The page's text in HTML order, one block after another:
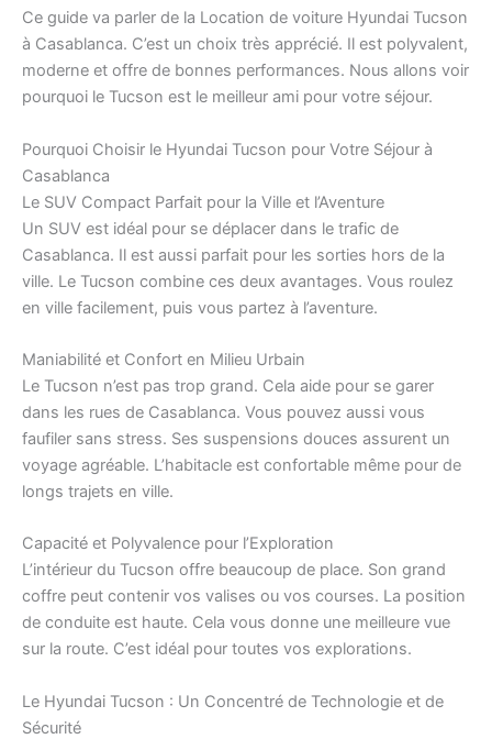
Ce guide va parler de la Location de voiture Hyundai Tucson
à Casablanca. C’est un choix très apprécié. Il est polyvalent,
moderne et offre de bonnes performances. Nous allons voir
pourquoi le Tucson est le meilleur ami pour votre séjour.
Pourquoi Choisir le Hyundai Tucson pour Votre Séjour à
Casablanca
Le SUV Compact Parfait pour la Ville et l’Aventure
Un SUV est idéal pour se déplacer dans le trafic de
Casablanca. Il est aussi parfait pour les sorties hors de la
ville. Le Tucson combine ces deux avantages. Vous roulez
en ville facilement, puis vous partez à l’aventure.
Maniabilité et Confort en Milieu Urbain
Le Tucson n’est pas trop grand. Cela aide pour se garer
dans les rues de Casablanca. Vous pouvez aussi vous
faufiler sans stress. Ses suspensions douces assurent un
voyage agréable. L’habitacle est confortable même pour de
longs trajets en ville.
Capacité et Polyvalence pour l’Exploration
L’intérieur du Tucson offre beaucoup de place. Son grand
coffre peut contenir vos valises ou vos courses. La position
de conduite est haute. Cela vous donne une meilleure vue
sur la route. C’est idéal pour toutes vos explorations.
Le Hyundai Tucson : Un Concentré de Technologie et de
Sécurité